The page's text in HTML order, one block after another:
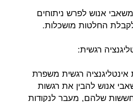
אנוש לפרש ניתוחים
החלטות מושכלות.
אינטליגנציה רגשית משפרת
אנוש להבין את רגשות
שלהם, מעבר לנקודות